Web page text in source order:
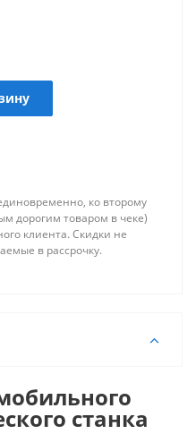
ко второму
дорогим товаром в чеке)
клиента. Скидки не
в рассрочку.
станка